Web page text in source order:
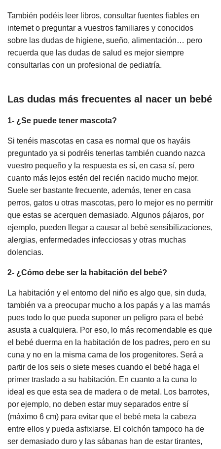
También podéis leer libros, consultar fuentes fiables en
internet o preguntar a vuestros familiares y conocidos
sobre las dudas de higiene, sueño, alimentación… pero
recuerda que las dudas de salud es mejor siempre
consultarlas con un profesional de pediatría.
Las dudas más frecuentes al nacer un bebé
1- ¿Se puede tener mascota?
Si tenéis mascotas en casa es normal que os hayáis
preguntado ya si podréis tenerlas también cuando nazca
vuestro pequeño y la respuesta es sí, en casa sí, pero
cuanto más lejos estén del recién nacido mucho mejor.
Suele ser bastante frecuente, además, tener en casa
perros, gatos u otras mascotas, pero lo mejor es no permitir
que estas se acerquen demasiado. Algunos pájaros, por
ejemplo, pueden llegar a causar al bebé sensibilizaciones,
alergias, enfermedades infecciosas y otras muchas
dolencias.
2- ¿Cómo debe ser la habitación del bebé?
La habitación y el entorno del niño es algo que, sin duda,
también va a preocupar mucho a los papás y a las mamás
pues todo lo que pueda suponer un peligro para el bebé
asusta a cualquiera. Por eso, lo más recomendable es que
el bebé duerma en la habitación de los padres, pero en su
cuna y no en la misma cama de los progenitores. Será a
partir de los seis o siete meses cuando el bebé haga el
primer traslado a su habitación. En cuanto a la cuna lo
ideal es que esta sea de madera o de metal. Los barrotes,
por ejemplo, no deben estar muy separados entre sí
(máximo 6 cm) para evitar que el bebé meta la cabeza
entre ellos y pueda asfixiarse. El colchón tampoco ha de
ser demasiado duro y las sábanas han de estar tirantes,